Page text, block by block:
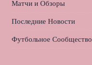
Матчи и Обзоры
Последние Новости
Футбольное Сообщество